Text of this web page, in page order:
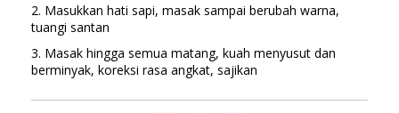
2. Masukkan hati sapi, masak sampai berubah warna,
tuangi santan
3. Masak hingga semua matang, kuah menyusut dan
berminyak, koreksi rasa angkat, sajikan